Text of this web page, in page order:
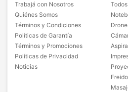
Trabajá con Nosotros
Quiénes Somos
Términos y Condiciones
Políticas de Garantía
Términos y Promociones
Políticas de Privacidad
Noticias